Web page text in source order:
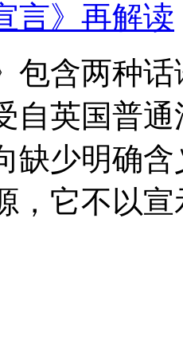
》再解读
包含两种
自英国普
缺少明确
，它不以